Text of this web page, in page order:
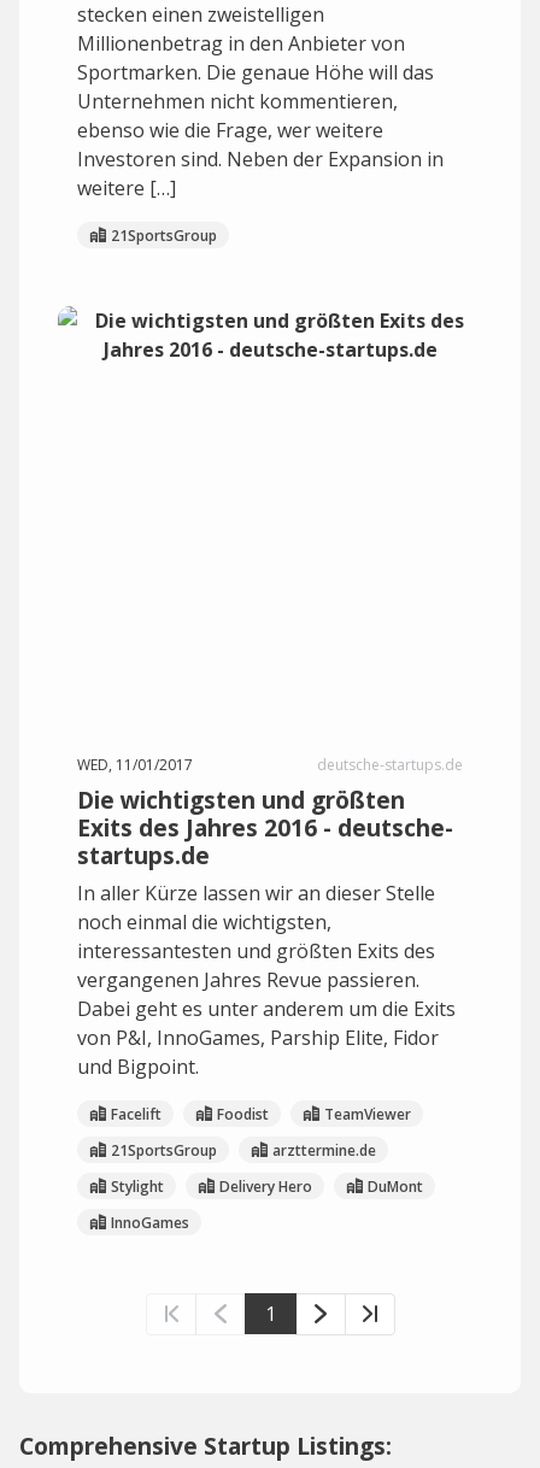
stecken einen zweistelligen
Millionenbetrag in den Anbieter von
Sportmarken. Die genaue Höhe will das
Unternehmen nicht kommentieren,
ebenso wie die Frage, wer weitere
Investoren sind. Neben der Expansion in
weitere […]
21SportsGroup
WED, 11/01/2017 deutsche-startups.de
Die wichtigsten und größten
Exits des Jahres 2016 - deutsche-
startups.de
In aller Kürze lassen wir an dieser Stelle
noch einmal die wichtigsten,
interessantesten und größten Exits des
vergangenen Jahres Revue passieren.
Dabei geht es unter anderem um die Exits
von P&I, InnoGames, Parship Elite, Fidor
und Bigpoint.
Facelift Foodist
TeamViewer
21SportsGroup
arzttermine.de
Stylight
Delivery Hero
DuMont
InnoGames
1
Comprehensive Startup Listings: